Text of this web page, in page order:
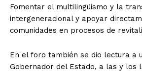
Fomentar el multilingüismo y la
intergeneracional y apoyar
comunidades en procesos de
En el foro también se dio lectura a
Gobernador del Estado, a las y los